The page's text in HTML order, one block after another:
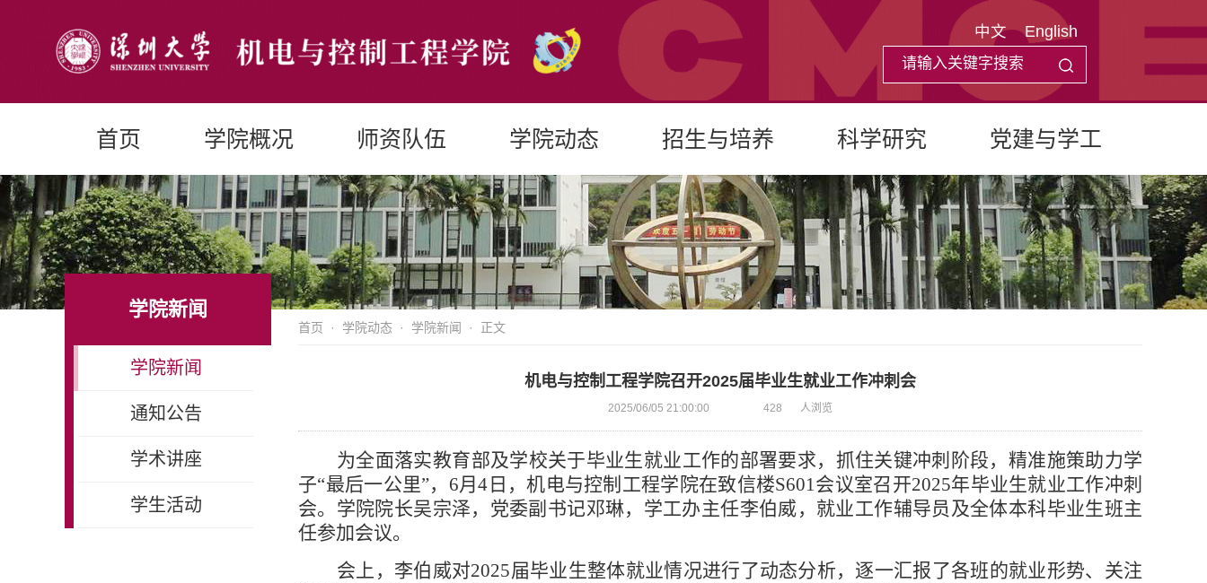
中文 English
首页 学院概况 师资队伍 学院动态 招生与培养 科学研究 党建与学工
学院新闻
学院新闻
通知公告
学术讲座
学生活动
首页 · 学院动态 · 学院新闻 · 正文
机电与控制工程学院召开2025届毕业生就业工作冲刺会
2025/06/05 21:00:00 428 人浏览
为全面落实教育部及学校关于毕业生就业工作的部署要求，抓住关键冲刺阶段，精准施策助力学
子“最后一公里”，6月4日，机电与控制工程学院在致信楼S601会议室召开2025年毕业生就业工作冲刺
会。学院院长吴宗泽，党委副书记邓琳，学工办主任李伯威，就业工作辅导员及全体本科毕业生班主
任参加会议。
会上，李伯威对2025届毕业生整体就业情况进行了动态分析，逐一汇报了各班的就业形势、关注